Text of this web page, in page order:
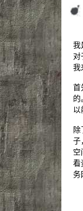
我
对
我
首
的
以
除
子
空
看
务